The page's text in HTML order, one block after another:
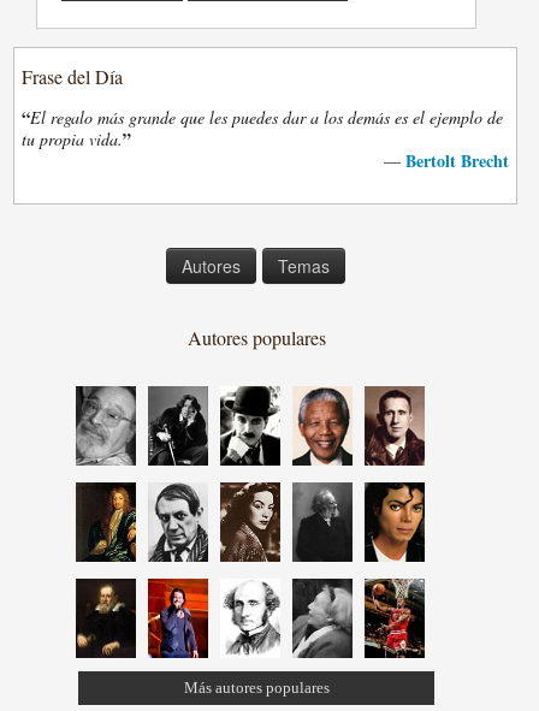
Frase del Día
“El regalo más grande que les puedes dar a los demás es el ejemplo de
tu propia vida.”
— Bertolt Brecht
Autores Temas
Autores populares
Más autores populares